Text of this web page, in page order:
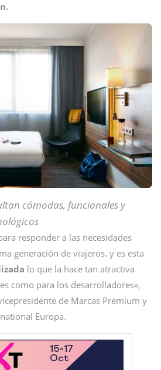
cómodas, funcionales y
responder a las necesidades
generación de viajeros. y es esta
lo que la hace tan atractiva
como para los desarrolladores»,
de Marcas Premium y
Europa.